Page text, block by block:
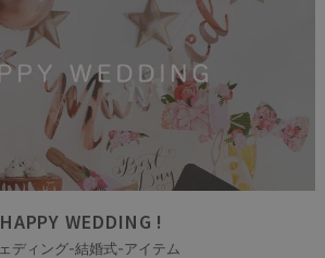
HAPPY WEDDING !
ディング-結婚式-アイテム